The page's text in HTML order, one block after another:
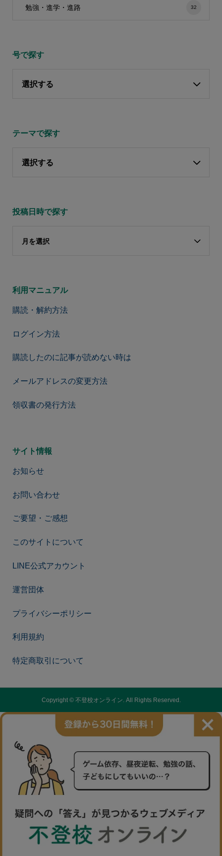
勉強・進学・進路 32
号で探す
選択する
テーマで探す
選択する
投稿日時で探す
月を選択
利用マニュアル
購読・解約方法
ログイン方法
購読したのに記事が読めない時は
メールアドレスの変更方法
領収書の発行方法
サイト情報
お知らせ
お問い合わせ
ご要望・ご感想
このサイトについて
LINE公式アカウント
運営団体
プライバシーポリシー
利用規約
特定商取引について
Copyright ©不登校オンライン. All Rights Reserved.